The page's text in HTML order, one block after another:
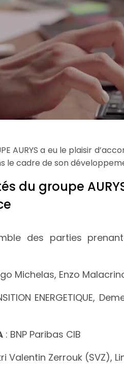
AURYS a eu le plaisir
le cadre de son
du groupe
des parties
Michelas, Enzo
ENERGETIQUE,
: BNP Paribas CIB
Valentin Zerrouk (SVZ),